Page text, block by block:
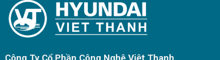
0
5
sao
0
5
sao
Công Ty Cổ Phần Công Nghệ Việt Thanh